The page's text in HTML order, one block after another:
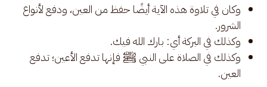
وكان في تلاوة هذه الآية أيضًا حفظ من العين، ودفع لأنواع
الشرور.
وكذلك في البركة أي: بارك الله فيك.
وكذلك في الصلاة على النبي ﷺ فإنها تدفع الأعين؛ تدفع
العين.